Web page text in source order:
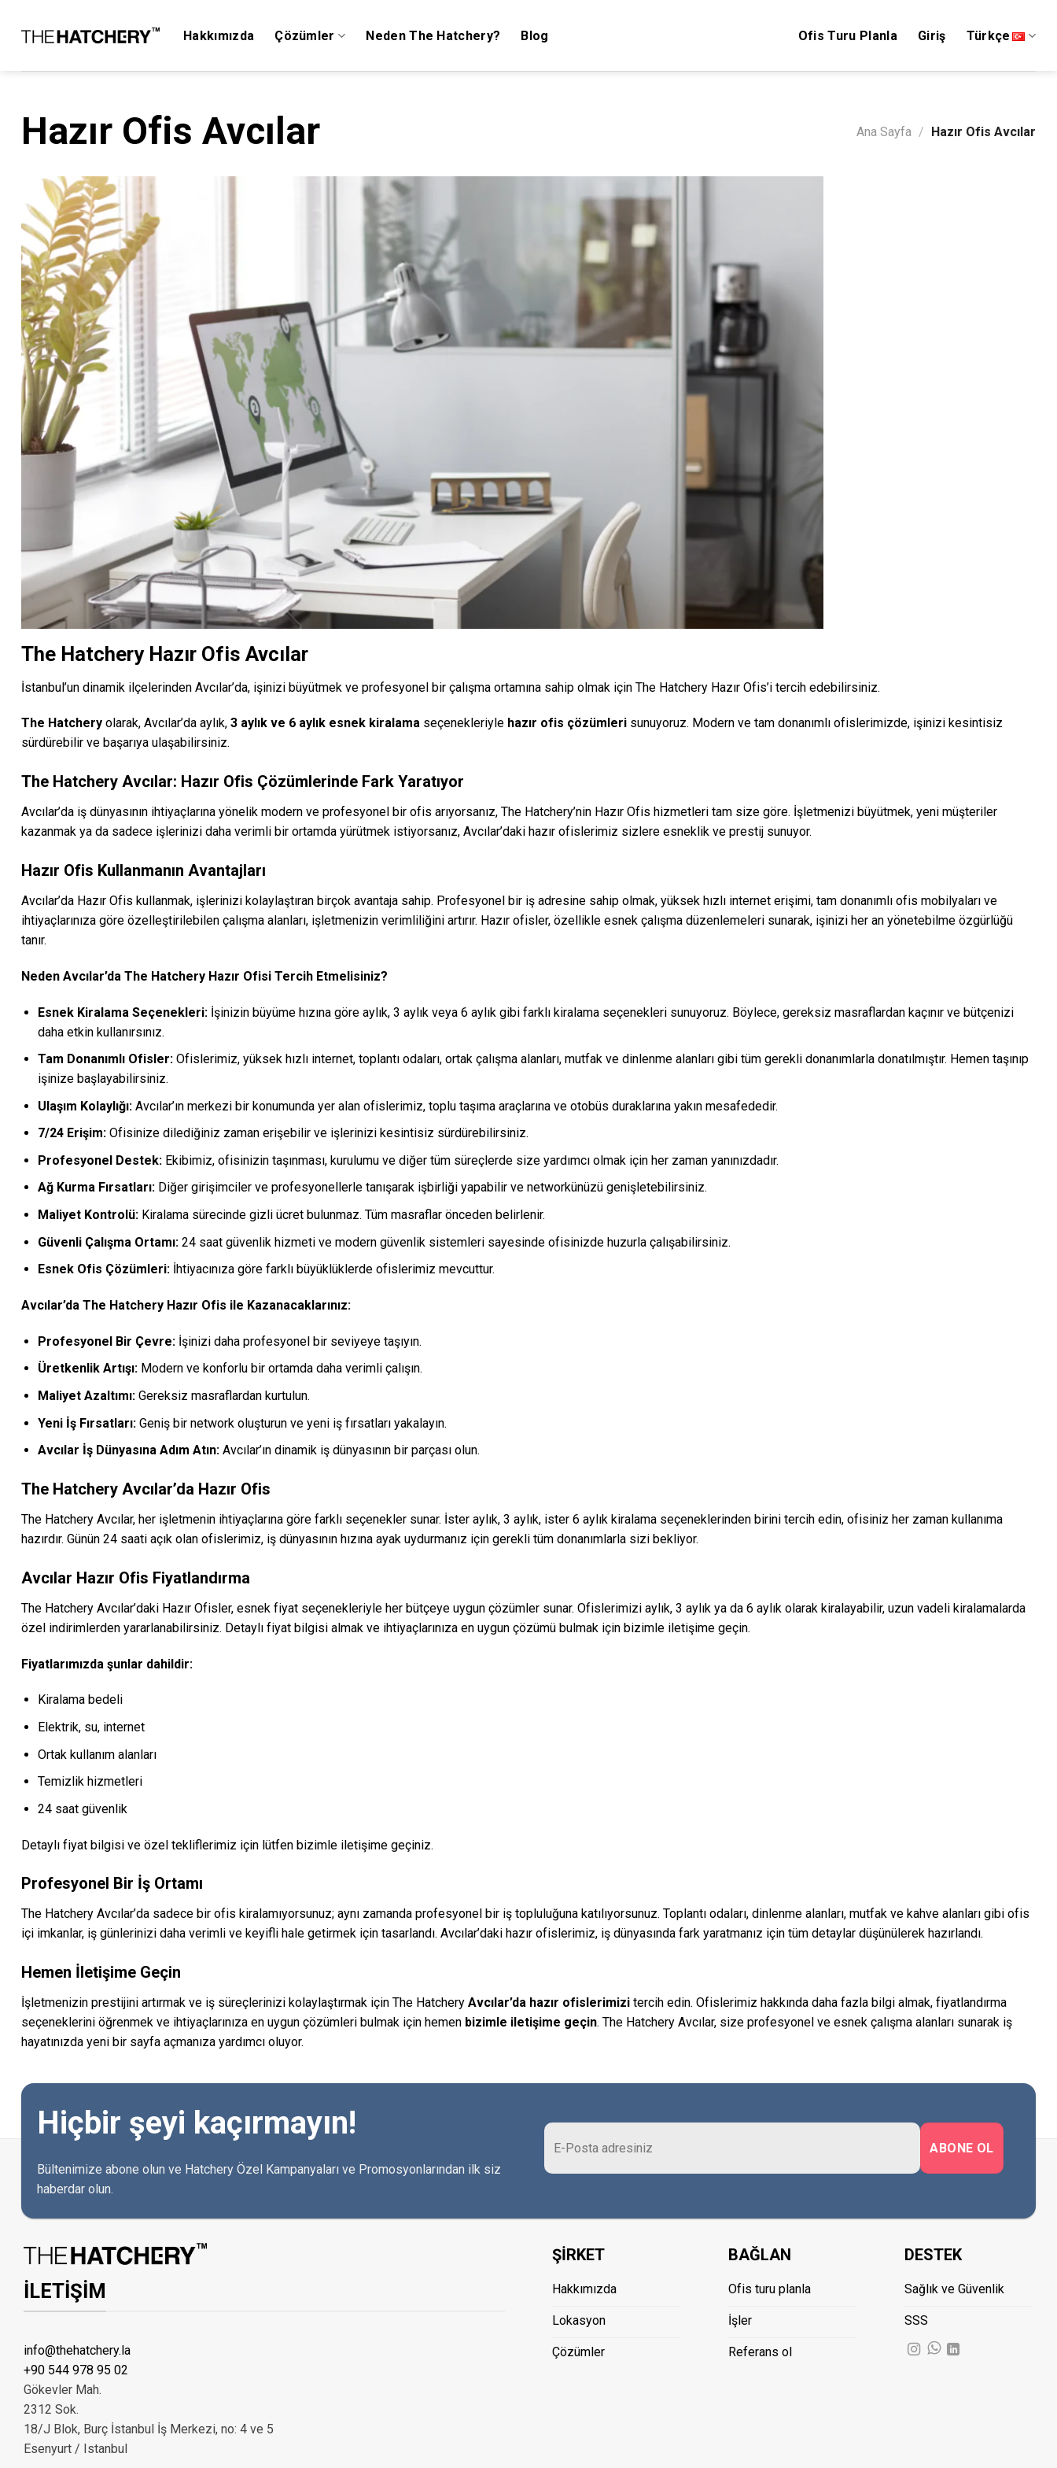
content
Hakkımızda Çözümler Neden The Hatchery? Blog Ofis Turu Planla Giriş Türkçe
Hazır Ofis Avcılar Ana Sayfa / Hazır Ofis Avcılar
The Hatchery Hazır Ofis Avcılar
İstanbul’un dinamik ilçelerinden Avcılar’da, işinizi büyütmek ve profesyonel bir çalışma ortamına sahip olmak için The Hatchery Hazır Ofis’i tercih edebilirsiniz.
The Hatchery olarak, Avcılar’da aylık, 3 aylık ve 6 aylık esnek kiralama seçenekleriyle hazır ofis çözümleri sunuyoruz. Modern ve tam donanımlı ofislerimizde, işinizi kesintisiz
sürdürebilir ve başarıya ulaşabilirsiniz.
The Hatchery Avcılar: Hazır Ofis Çözümlerinde Fark Yaratıyor
Avcılar’da iş dünyasının ihtiyaçlarına yönelik modern ve profesyonel bir ofis arıyorsanız, The Hatchery’nin Hazır Ofis hizmetleri tam size göre. İşletmenizi büyütmek, yeni müşteriler
kazanmak ya da sadece işlerinizi daha verimli bir ortamda yürütmek istiyorsanız, Avcılar’daki hazır ofislerimiz sizlere esneklik ve prestij sunuyor.
Hazır Ofis Kullanmanın Avantajları
Avcılar’da Hazır Ofis kullanmak, işlerinizi kolaylaştıran birçok avantaja sahip. Profesyonel bir iş adresine sahip olmak, yüksek hızlı internet erişimi, tam donanımlı ofis mobilyaları ve
ihtiyaçlarınıza göre özelleştirilebilen çalışma alanları, işletmenizin verimliliğini artırır. Hazır ofisler, özellikle esnek çalışma düzenlemeleri sunarak, işinizi her an yönetebilme özgürlüğü
tanır.
Neden Avcılar’da The Hatchery Hazır Ofisi Tercih Etmelisiniz?
Esnek Kiralama Seçenekleri:İşinizin büyüme hızına göre aylık, 3 aylık veya 6 aylık gibi farklı kiralama seçenekleri sunuyoruz. Böylece, gereksiz masraflardan kaçınır ve bütçenizi
daha etkin kullanırsınız.
Tam Donanımlı Ofisler:Ofislerimiz, yüksek hızlı internet, toplantı odaları, ortak çalışma alanları, mutfak ve dinlenme alanları gibi tüm gerekli donanımlarla donatılmıştır. Hemen taşınıp
işinize başlayabilirsiniz.
Ulaşım Kolaylığı:Avcılar’ın merkezi bir konumunda yer alan ofislerimiz, toplu taşıma araçlarına ve otobüs duraklarına yakın mesafededir.
7/24 Erişim:Ofisinize dilediğiniz zaman erişebilir ve işlerinizi kesintisiz sürdürebilirsiniz.
Profesyonel Destek:Ekibimiz, ofisinizin taşınması, kurulumu ve diğer tüm süreçlerde size yardımcı olmak için her zaman yanınızdadır.
Ağ Kurma Fırsatları:Diğer girişimciler ve profesyonellerle tanışarak işbirliği yapabilir ve networkünüzü genişletebilirsiniz.
Maliyet Kontrolü:Kiralama sürecinde gizli ücret bulunmaz. Tüm masraflar önceden belirlenir.
Güvenli Çalışma Ortamı:24 saat güvenlik hizmeti ve modern güvenlik sistemleri sayesinde ofisinizde huzurla çalışabilirsiniz.
Esnek Ofis Çözümleri:İhtiyacınıza göre farklı büyüklüklerde ofislerimiz mevcuttur.
Avcılar’da The Hatchery Hazır Ofis ile Kazanacaklarınız:
Profesyonel Bir Çevre:İşinizi daha profesyonel bir seviyeye taşıyın.
Üretkenlik Artışı:Modern ve konforlu bir ortamda daha verimli çalışın.
Maliyet Azaltımı:Gereksiz masraflardan kurtulun.
Yeni İş Fırsatları:Geniş bir network oluşturun ve yeni iş fırsatları yakalayın.
Avcılar İş Dünyasına Adım Atın:Avcılar’ın dinamik iş dünyasının bir parçası olun.
The Hatchery Avcılar’da Hazır Ofis
The Hatchery Avcılar, her işletmenin ihtiyaçlarına göre farklı seçenekler sunar. İster aylık, 3 aylık, ister 6 aylık kiralama seçeneklerinden birini tercih edin, ofisiniz her zaman kullanıma
hazırdır. Günün 24 saati açık olan ofislerimiz, iş dünyasının hızına ayak uydurmanız için gerekli tüm donanımlarla sizi bekliyor.
Avcılar Hazır Ofis Fiyatlandırma
The Hatchery Avcılar’daki Hazır Ofisler, esnek fiyat seçenekleriyle her bütçeye uygun çözümler sunar. Ofislerimizi aylık, 3 aylık ya da 6 aylık olarak kiralayabilir, uzun vadeli kiralamalarda
özel indirimlerden yararlanabilirsiniz. Detaylı fiyat bilgisi almak ve ihtiyaçlarınıza en uygun çözümü bulmak için bizimle iletişime geçin.
Fiyatlarımızda şunlar dahildir:
Kiralama bedeli
Elektrik, su, internet
Ortak kullanım alanları
Temizlik hizmetleri
24 saat güvenlik
Detaylı fiyat bilgisi ve özel tekliflerimiz için lütfen bizimle iletişime geçiniz.
Profesyonel Bir İş Ortamı
The Hatchery Avcılar’da sadece bir ofis kiralamıyorsunuz; aynı zamanda profesyonel bir iş topluluğuna katılıyorsunuz. Toplantı odaları, dinlenme alanları, mutfak ve kahve alanları gibi ofis
içi imkanlar, iş günlerinizi daha verimli ve keyifli hale getirmek için tasarlandı. Avcılar’daki hazır ofislerimiz, iş dünyasında fark yaratmanız için tüm detaylar düşünülerek hazırlandı.
Hemen İletişime Geçin
İşletmenizin prestijini artırmak ve iş süreçlerinizi kolaylaştırmak için The Hatchery Avcılar’da hazır ofislerimizi tercih edin. Ofislerimiz hakkında daha fazla bilgi almak, fiyatlandırma
seçeneklerini öğrenmek ve ihtiyaçlarınıza en uygun çözümleri bulmak için hemen bizimle iletişime geçin. The Hatchery Avcılar, size profesyonel ve esnek çalışma alanları sunarak iş
hayatınızda yeni bir sayfa açmanıza yardımcı oluyor.
Hiçbir şeyi kaçırmayın!
Bültenimize abone olun ve Hatchery Özel Kampanyaları ve Promosyonlarından ilk siz
haberdar olun.
İLETİŞİM
info@thehatchery.la
+90 544 978 95 02
Gökevler Mah.
2312 Sok.
18/J Blok, Burç İstanbul İş Merkezi, no: 4 ve 5
Esenyurt / Istanbul
ŞİRKET
Hakkımızda
Lokasyon
Çözümler
BAĞLAN
Ofis turu planla
İşler
Referans ol
DESTEK
Sağlık ve Güvenlik
SSS